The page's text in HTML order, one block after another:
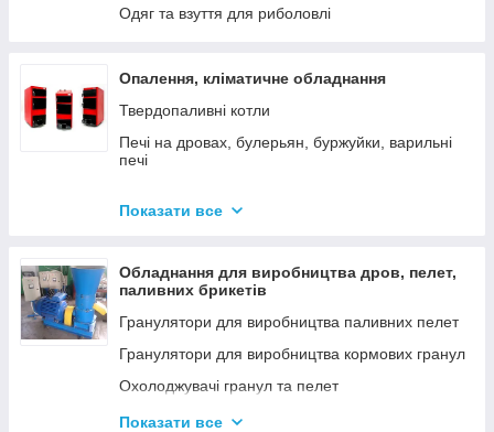
Лодки Grif boat
Одяг та взуття для риболовлі
Опалення, кліматичне обладнання
Твердопаливні котли
Печі на дровах, булерьян, буржуйки, варильні
печі
Котли електричні
Газові котли
Аксесуари для твердопаливних котлів
Показати все
Обладнання для виробництва дров, пелет,
паливних брикетів
Гранулятори для виробництва паливних пелет
Гранулятори для виробництва кормових гранул
Охолоджувачі гранул та пелет
Подрібнювачі
Показати все